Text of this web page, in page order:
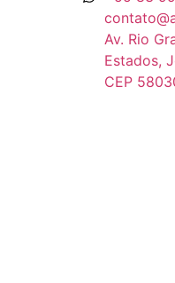
Av. Rio
Estados,
CEP